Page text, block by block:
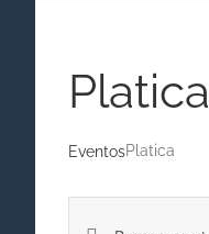
Platica
EventosPlatica